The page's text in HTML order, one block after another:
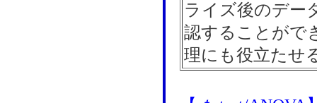
ライズ後のデー
認することがで
理にも役立たせ